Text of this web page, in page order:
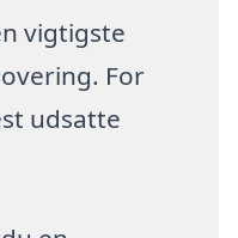
vigtigste
For
udsatte